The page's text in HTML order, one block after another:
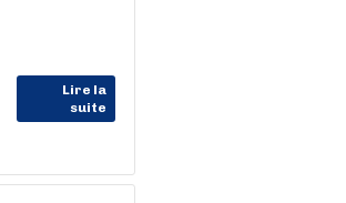
Lire la
suite